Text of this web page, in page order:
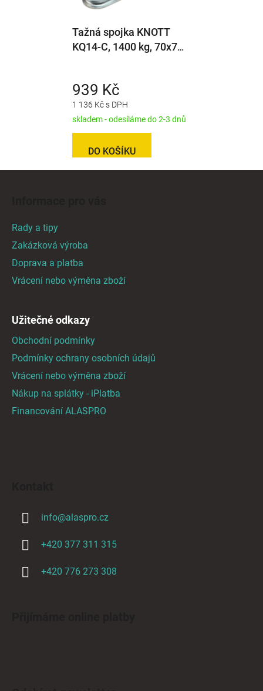
Tažná spojka KNOTT
KQ14-C, 1400 kg, 70x70
1 136 Kč s DPH
939 Kč
skladem - odesíláme do 2-3 dnů
DO KOŠÍKU
Rady a tipy
Zakázková výroba
Doprava a platba
Vrácení nebo výměna zboží
Užitečné odkazy
Obchodní podmínky
Podmínky ochrany osobních údajů
Vrácení nebo výměna zboží
Nákup na splátky - iPlatba
Financování ALASPRO
info@alaspro.cz
+420 377 311 315
+420 776 273 308